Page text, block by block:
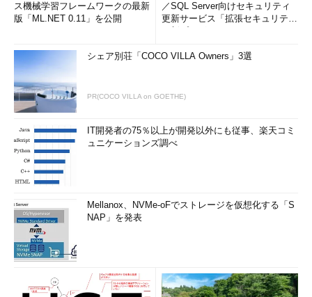
ス機械学習フレームワークの最新
版「ML.NET 0.11」を公開
／SQL Server向けセキュリティ
更新サービス「拡張セキュリティ
シェア別荘「COCO VILLA Owners」3選
PR(COCO VILLA on GOETHE)
IT開発者の75％以上が開発以外にも従事、楽天コミ
ュニケーションズ調べ
Mellanox、NVMe-oFでストレージを仮想化する「S
NAP」を発表